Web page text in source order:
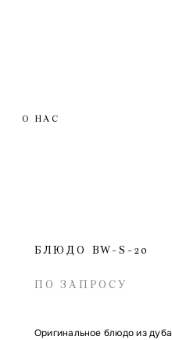
О НАС
БЛЮДО BW-S-20
ПО ЗАПРОСУ
Оригинальное блюдо из